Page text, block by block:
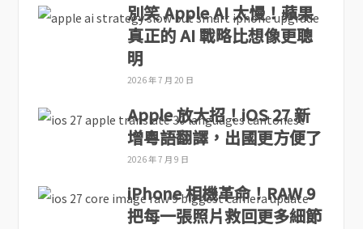
別笑 Apple AI 太慢！蘋果
真正的 AI 戰略比想像更聰
明
2026 年 7 月 20 日
Apple 放大招！iOS 27 新
增粵語翻譯，出國更方便了
2026 年 7 月 9 日
iPhone 相機革命！RAW 9
把每一張照片救回更多細節